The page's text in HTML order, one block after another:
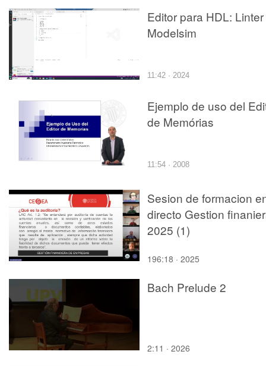
Editor para HDL: Linter
Modelsim
11:42 · 2024
Ejemplo de uso del
de Memórias
11:54 · 2008
Sesion de formacion
directo Gestion
2025 (1)
196:18 · 2025
Bach Prelude 2
2:11 · 2026